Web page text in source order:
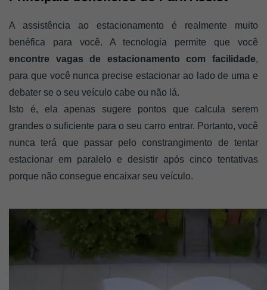
A assistência ao estacionamento é realmente muito
encontre vagas de estacionamento com facilidade,
para que você nunca precise estacionar ao lado de uma e
debater se o seu veículo cabe ou não lá.
Isto é, ela apenas sugere pontos que calcula serem
grandes o suficiente para o seu carro entrar. Portanto, você
nunca terá que passar pelo constrangimento de tentar
estacionar em paralelo e desistir após cinco tentativas
porque não consegue encaixar seu veículo.